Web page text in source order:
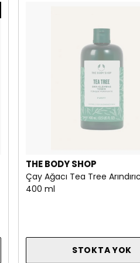
THE BODY SHOP
Çay Ağacı Tea Tree
400 ml
STOKTA YOK